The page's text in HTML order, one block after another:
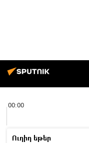
00:00
Ուղիղ եթեր